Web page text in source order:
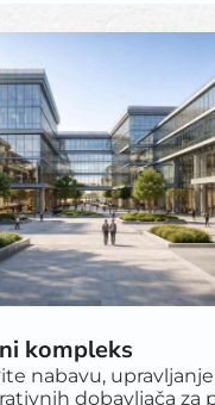
kompleks
nabavu,
dobavljača za